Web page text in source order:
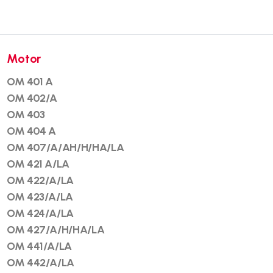
Motor
OM 401 A
OM 402/A
OM 403
OM 404 A
OM 407/A/AH/H/HA/LA
OM 421 A/LA
OM 422/A/LA
OM 423/A/LA
OM 424/A/LA
OM 427/A/H/HA/LA
OM 441/A/LA
OM 442/A/LA